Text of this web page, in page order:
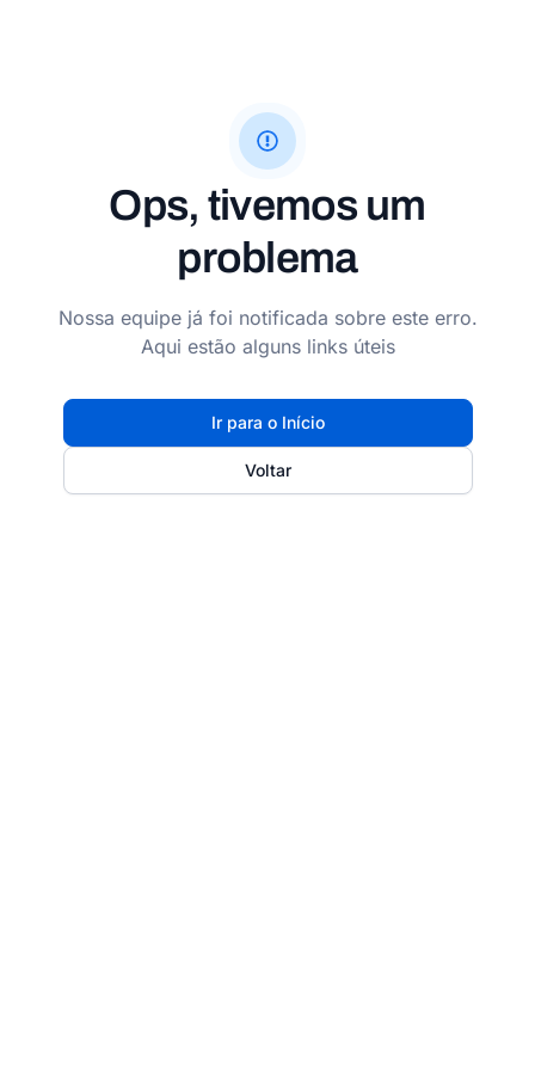
Ops, tivemos um
problema
Nossa equipe já foi notificada sobre este erro.
Aqui estão alguns links úteis
Ir para o Início
Voltar